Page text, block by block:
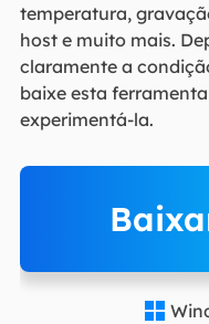
temperatura,
host e muito mais.
claramente a
baixe esta
experimentá-la.
